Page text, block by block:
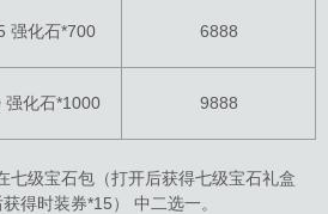
强化石*700 6888
强化石*1000 9888
七级宝石包（打开后获得七级宝石礼盒
得时装券*15） 中二选一。